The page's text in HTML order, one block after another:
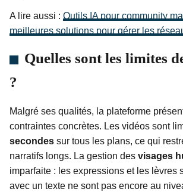
A lire aussi : Outils IA pour community
meilleures solutions pour gérer les
Quelles sont les limites
?
Malgré ses qualités, la plateforme
contraintes concrètes. Les vidéos sont
secondes sur tous les plans, ce qui
narratifs longs. La gestion des visages
imparfaite : les expressions et les lèvres
avec un texte ne sont pas encore au